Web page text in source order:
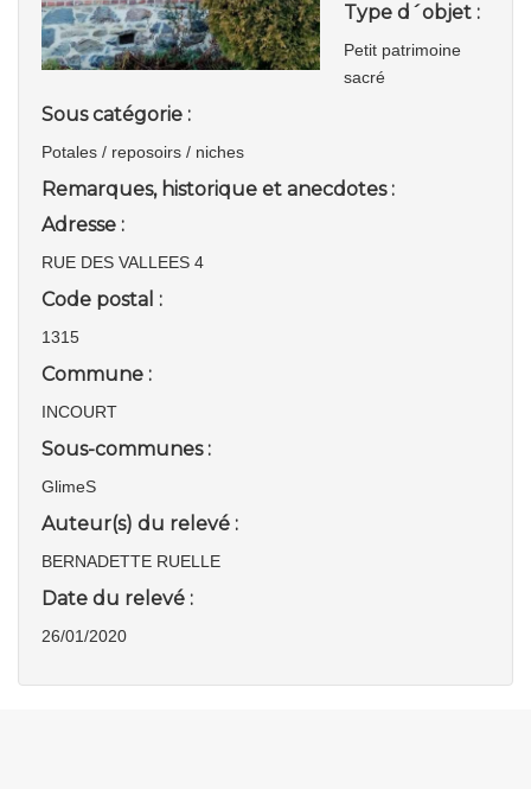
Type d´objet :
Petit patrimoine
sacré
Sous catégorie :
Potales / reposoirs / niches
Remarques, historique et anecdotes :
Adresse :
RUE DES VALLEES 4
Code postal :
1315
Commune :
INCOURT
Sous-communes :
GlimeS
Auteur(s) du relevé :
BERNADETTE RUELLE
Date du relevé :
26/01/2020